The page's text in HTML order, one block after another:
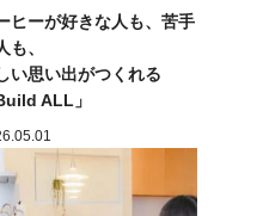
ヒーが好きな人も、苦手
も、
い思い出がつくれる
ALL」